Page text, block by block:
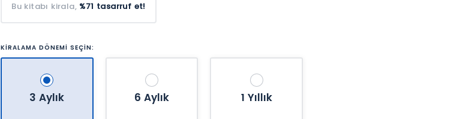
Bu kitabı kirala, %71 tasarruf et!
KİRALAMA DÖNEMİ SEÇİN:
3 Aylık 6 Aylık 1 Yıllık